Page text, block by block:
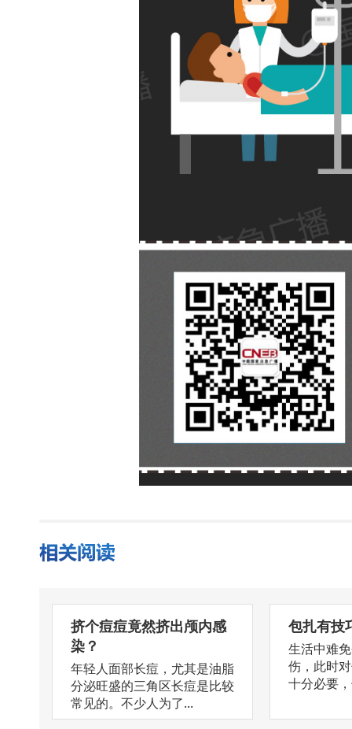
挤个痘痘竟然挤出颅内感
染？
年轻人面部长痘，尤其是油脂
分泌旺盛的三角区长痘是比较
常见的。不少人为了...
包扎有技
生活中难
伤，此时
十分必要